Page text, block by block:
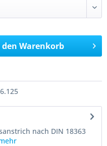
den Warenkorb
nach DIN 18363